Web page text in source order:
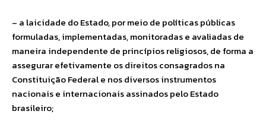
– a laicidade do Estado, por meio de políticas públicas
formuladas, implementadas, monitoradas e avaliadas de
maneira independente de princípios religiosos, de forma a
assegurar efetivamente os direitos consagrados na
Constituição Federal e nos diversos instrumentos
nacionais e internacionais assinados pelo Estado
brasileiro;